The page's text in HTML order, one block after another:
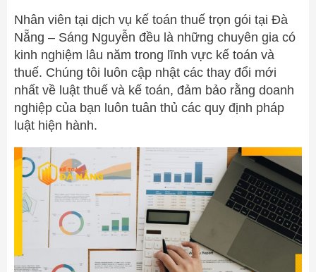
Nhân viên tại dịch vụ kế toán thuế trọn gói tại Đà
Nẵng – Sáng Nguyễn đều là những chuyên gia có
kinh nghiệm lâu năm trong lĩnh vực kế toán và
thuế. Chúng tôi luôn cập nhật các thay đổi mới
nhất về luật thuế và kế toán, đảm bảo rằng doanh
nghiệp của bạn luôn tuân thủ các quy định pháp
luật hiện hành.